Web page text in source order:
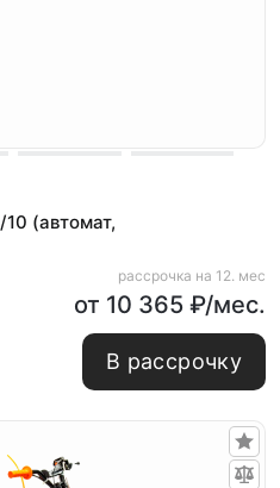
10 (автомат,
рассрочка на 12. мес
от 10 365 ₽/мес.
В рассрочку